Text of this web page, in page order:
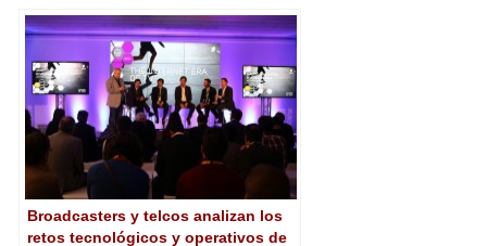
los proyectos presentados
Broadcasters y telcos analizan los
retos tecnológicos y operativos de